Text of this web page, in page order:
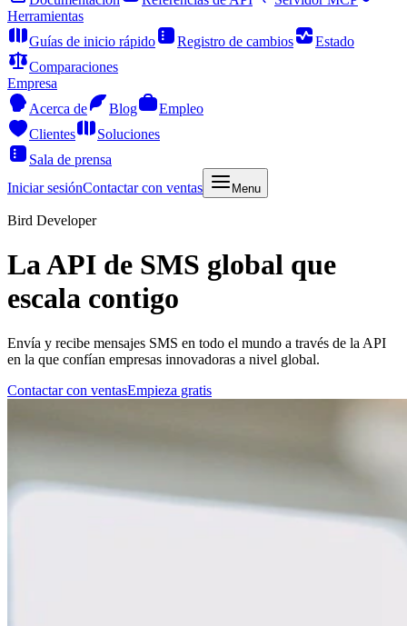
Herramientas
Guías de inicio rápido
Registro de cambios
Estado
Comparaciones
Empresa
Acerca de
Blog
Empleo
Clientes
Soluciones
Sala de prensa
Iniciar sesiónContactar con ventas Menu
Bird Developer
La API de SMS global que
escala contigo
Envía y recibe mensajes SMS en todo el mundo a través de la API
en la que confían empresas innovadoras a nivel global.
Contactar con ventasEmpieza gratis